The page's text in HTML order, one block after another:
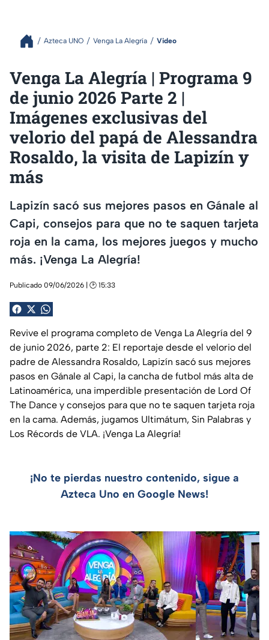
Azteca UNO Venga La Alegría Video
Venga La Alegría | Programa 9
de junio 2026 Parte 2 |
Imágenes exclusivas del
velorio del papá de Alessandra
Rosaldo, la visita de Lapizín y
más
Lapizín sacó sus mejores pasos en Gánale al
Capi, consejos para que no te saquen tarjeta
roja en la cama, los mejores juegos y mucho
más. ¡Venga La Alegría!
Publicado 09/06/2026 | 🕑 15:33
Revive el programa completo de Venga La Alegría del 9
de junio 2026, parte 2: El reportaje desde el velorio del
padre de Alessandra Rosaldo, Lapizín sacó sus mejores
pasos en Gánale al Capi, la cancha de futbol más alta de
Latinoamérica, una imperdible presentación de Lord Of
The Dance y consejos para que no te saquen tarjeta roja
en la cama. Además, jugamos Ultimátum, Sin Palabras y
Los Récords de VLA. ¡Venga La Alegría!
¡No te pierdas nuestro contenido, sigue a
Azteca Uno en Google News!